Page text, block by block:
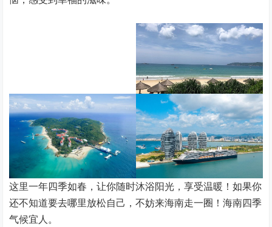
这里一年四季如春，让你随时沐浴阳光，享受温暖！如果你
还不知道要去哪里放松自己，不妨来海南走一圈！海南四季
气候宜人。